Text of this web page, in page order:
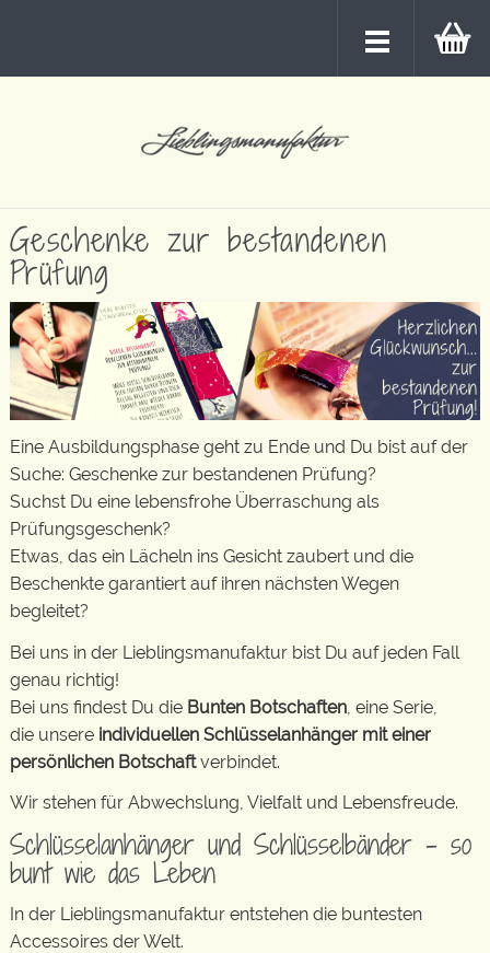
Geschenke zur bestandenen
Prüfung
Eine Ausbildungsphase geht zu Ende und Du bist auf der
Suche: Geschenke zur bestandenen Prüfung?
Suchst Du eine lebensfrohe Überraschung als
Prüfungsgeschenk?
Etwas, das ein Lächeln ins Gesicht zaubert und die
Beschenkte garantiert auf ihren nächsten Wegen
begleitet?
Bei uns in der Lieblingsmanufaktur bist Du auf jeden Fall
genau richtig!
Bei uns findest Du die Bunten Botschaften , eine Serie,
die unsere individuellen Schlüsselanhänger mit einer
persönlichen Botschaftverbindet.
Wir stehen für Abwechslung, Vielfalt und Lebensfreude.
Schlüsselanhänger und Schlüsselbänder – so
bunt wie das Leben
In der Lieblingsmanufaktur entstehen die buntesten
Accessoires der Welt.